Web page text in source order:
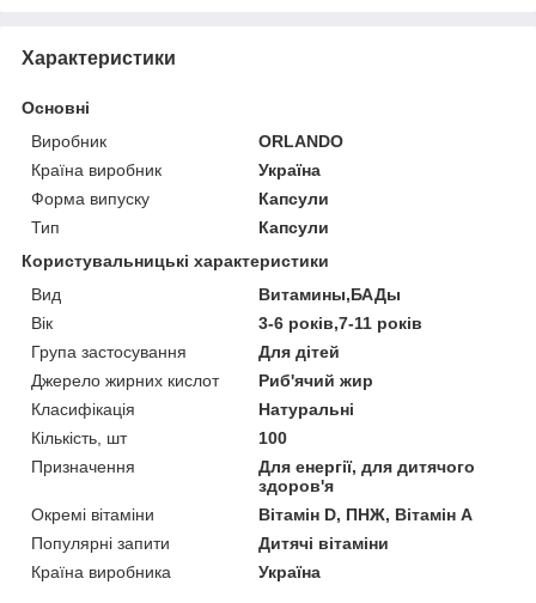
Характеристики
Основні
Виробник
ORLANDO
Країна виробник
Україна
Форма випуску
Капсули
Тип
Капсули
Користувальницькі характеристики
Вид
Витамины,БАДы
Вік
3-6 років,7-11 років
Група застосування
Для дітей
Джерело жирних кислот
Риб'ячий жир
Класифікація
Натуральні
Кількість, шт
100
Призначення
Для енергії, для дитячого
здоров'я
Окремі вітаміни
Вітамін D, ПНЖ, Вітамін A
Популярні запити
Дитячі вітаміни
Країна виробника
Україна